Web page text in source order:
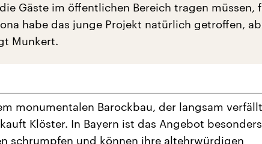
Gäste im öffentlichen Bereich tragen müssen,
habe das junge Projekt natürlich getroffen,
Munkert.
monumentalen Barockbau, der langsam
Klöster. In Bayern ist das Angebot besonders
schrumpfen und können ihre altehrwürdigen